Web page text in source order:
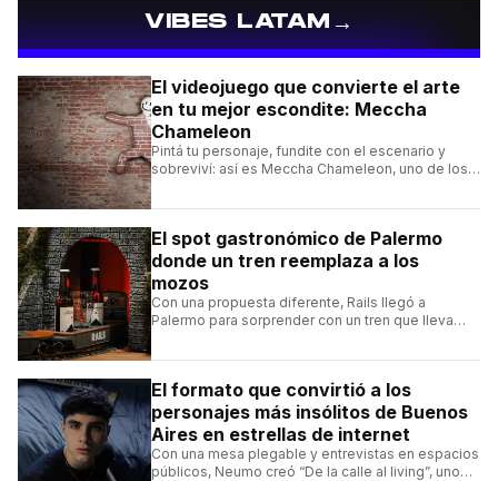
VIBES LATAM →
El videojuego que convierte el arte
en tu mejor escondite: Meccha
Chameleon
Pintá tu personaje, fundite con el escenario y
sobreviví: así es Meccha Chameleon, uno de los
El spot gastronómico de Palermo
donde un tren reemplaza a los
mozos
Con una propuesta diferente, Rails llegó a
Palermo para sorprender con un tren que lleva
El formato que convirtió a los
personajes más insólitos de Buenos
Aires en estrellas de internet
Con una mesa plegable y entrevistas en espacios
públicos, Neumo creó “De la calle al living”, uno